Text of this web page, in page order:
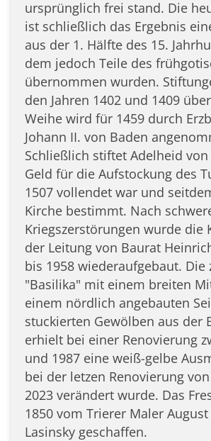
ursprünglich frei stand. Die
ist schließlich das Ergebnis
aus der 1. Hälfte des 15.
dem jedoch Teile des
übernommen wurden.
den Jahren 1402 und 1409
Weihe wird für 1459 durch
Johann II. von Baden
Schließlich stiftet Adelheid von
Geld für die Aufstockung des
1507 vollendet war und
Kirche bestimmt. Nach
Kriegszerstörungen wurde die
der Leitung von Baurat
bis 1958 wiederaufgebaut. Die
"Basilika" mit einem breiten
einem nördlich angebauten
stuckierten Gewölben aus der
erhielt bei einer Renovierung
und 1987 eine weiß-gelbe
bei der letzen Renovierung
2023 verändert wurde. Das
1850 vom Trierer Maler
Lasinsky geschaffen.